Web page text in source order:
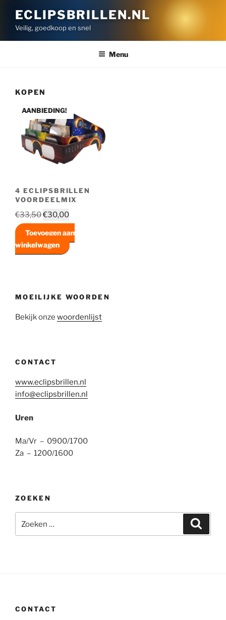
inhoud
ECLIPSBRILLEN.NL
Veilig, goedkoop en snel
Menu
KOPEN
AANBIEDING!
4 ECLIPSBRILLEN
VOORDEELMIX
€33,50Oorspronkelijke
prijs
was:
€33,50.
€30,00Huidige
prijs
is:
€30,00.
Toevoegen aan
winkelwagen
MOEILIJKE WOORDEN
Bekijk onze woordenlijst
CONTACT
www.eclipsbrillen.nl
info@eclipsbrillen.nl
Uren
Ma/Vr – 0900/1700
Za – 1200/1600
ZOEKEN
naar:
CONTACT